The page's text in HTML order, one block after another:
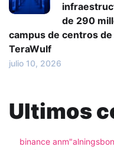
de 290
campus de centros
TeraWulf
julio 10, 2026
Ultimos
binance